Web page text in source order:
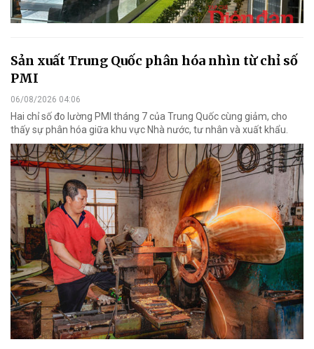
Sản xuất Trung Quốc phân hóa nhìn từ chỉ số
PMI
06/08/2026 04:06
Hai chỉ số đo lường PMI tháng 7 của Trung Quốc cùng giảm, cho
thấy sự phân hóa giữa khu vực Nhà nước, tư nhân và xuất khẩu.